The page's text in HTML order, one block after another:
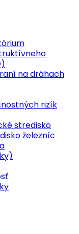
na dráhach
rizík
stredisko
železníc